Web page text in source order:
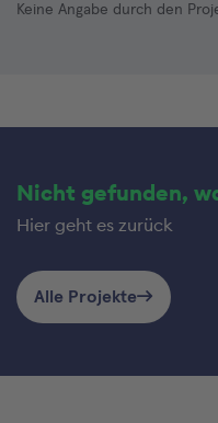
Keine Angabe durch den
Nicht gefunden,
Hier geht es zurück
Alle Projekte